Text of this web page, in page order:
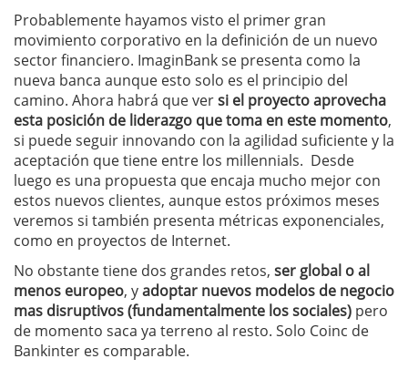
Probablemente hayamos visto el primer gran
movimiento corporativo en la definición de un nuevo
sector financiero. ImaginBank se presenta como la
nueva banca aunque esto solo es el principio del
camino. Ahora habrá que versi el proyecto aprovecha
esta posición de liderazgo que toma en este momento,
si puede seguir innovando con la agilidad suficiente y la
aceptación que tiene entre los millennials. Desde
luego es una propuesta que encaja mucho mejor con
estos nuevos clientes, aunque estos próximos meses
veremos si también presenta métricas exponenciales,
como en proyectos de Internet.
No obstante tiene dos grandes retos, ser global o al
menos europeo, yadoptar nuevos modelos de negocio
mas disruptivos (fundamentalmente los sociales) pero
de momento saca ya terreno al resto. Solo Coinc de
Bankinter es comparable.